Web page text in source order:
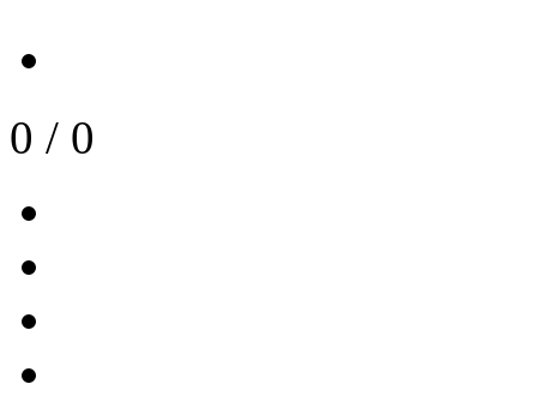
0 / 0